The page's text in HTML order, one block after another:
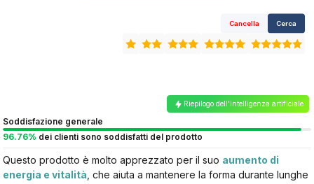
Cancella Cerca
Riepilogo dell'intelligenza artificiale
Soddisfazione generale
96.76% dei clienti sono soddisfatti del prodotto
Questo prodotto è molto apprezzato per il suo aumento di
energia e vitalità , che aiuta a mantenere la forma durante lunghe